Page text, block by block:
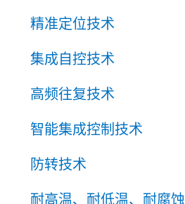
精准定位技术
集成自控技术
高频往复技术
智能集成控制技术
防转技术
耐高温、耐低温、耐腐蚀